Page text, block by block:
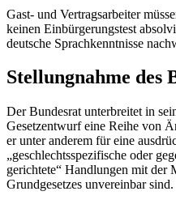
Gast- und Vertragsarbeiter
keinen Einbürgerungstest
deutsche Sprachkenntnisse
Stellungnahme des
Der Bundesrat unterbreitet in
Gesetzentwurf eine Reihe von
er unter anderem für eine
„geschlechtsspezifische oder
gerichtete“ Handlungen mit der
Grundgesetzes unvereinbar sind.